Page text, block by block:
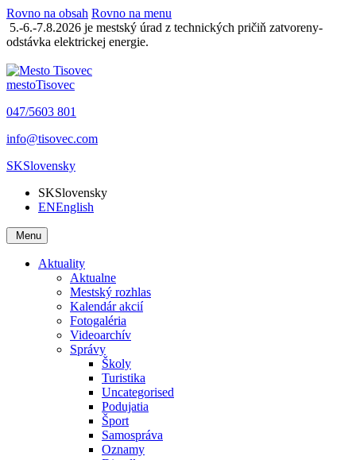
Rovno na obsah Rovno na menu
5.-6.-7.8.2026 je mestský úrad z technických pričiň zatvoreny-
odstávka elektrickej energie.
mestoTisovec
047/5603 801
info@tisovec.com
SKSlovensky
SKSlovensky
ENEnglish
Menu
Aktuality
Aktualne
Mestský rozhlas
Kalendár akcií
Fotogaléria
Videoarchív
Správy
Školy
Turistika
Uncategorised
Podujatia
Šport
Samospráva
Oznamy